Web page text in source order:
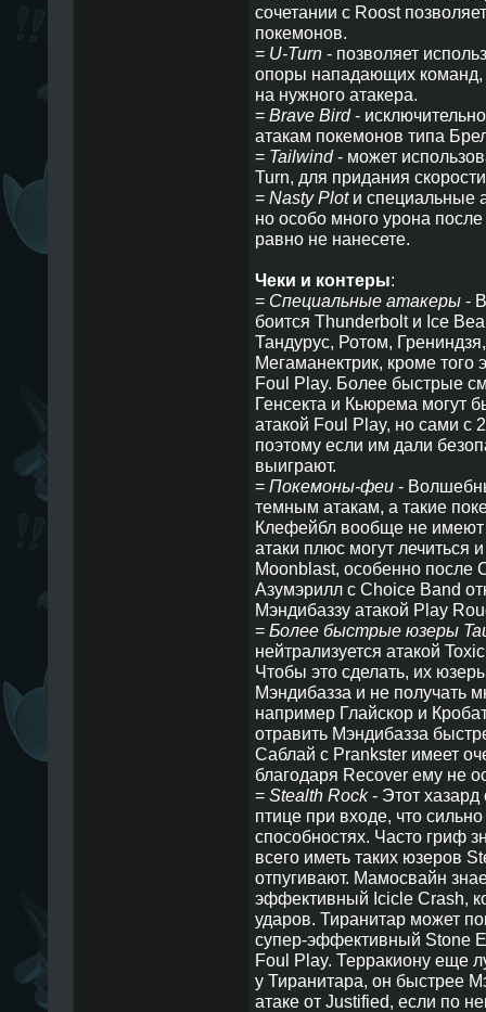
сочетании с Roost
покемонов.
= U-Turn- позволяет
опоры нападающих команд,
на нужного атакера.
= Brave Bird-
атакам покемонов типа
= Tailwind- может
Turn, для придания
= Nasty Plotи специальные
но особо много урона
равно не нанесете.
Чеки и контеры:
= Специальные атакеры- В
боится Thunderbolt и Ice
Тандурус, Ротом,
Мегаманектрик, кроме того
Foul Play. Более быстрые
Генсекта и Кьюрема могут
атакой Foul Play, но сами с
поэтому если им дали
выиграют.
= Покемоны-феи-
темным атакам, а такие
Клефейбл вообще не имеют
атаки плюс могут лечиться
Moonblast, особенно после
Азумэрилл с Choice Band
Мэндибаззу атакой Play
= Более быстрые юзеры
нейтрализуется атакой
Чтобы это сделать, их
Мэндибазза и не получать
например Глайскор и
отравить Мэндибазза
Саблай с Prankster имеет
благодаря Recover ему не
= Stealth Rock- Этот хазард
птице при входе, что
способностях. Часто гриф
всего иметь таких юзеров
отпугивают. Мамосвайн
эффективный Icicle Crash,
ударов. Тиранитар может
супер-эффективный Stone
Foul Play. Терракиону еще
у Тиранитара, он быстрее
атаке от Justified, если по